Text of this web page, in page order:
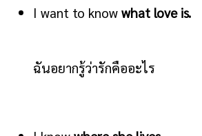
I want to know what love is.
ฉันอยากรู้ว่ารักคืออะไร